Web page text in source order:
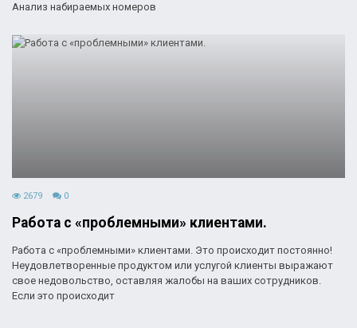
Анализ набираемых номеров
2679 0
Работа с «проблемными» клиентами.
Работа с «проблемными» клиентами. Это происходит постоянно!
Неудовлетворенные продуктом или услугой клиенты выражают
свое недовольство, оставляя жалобы на ваших сотрудников.
Если это происходит